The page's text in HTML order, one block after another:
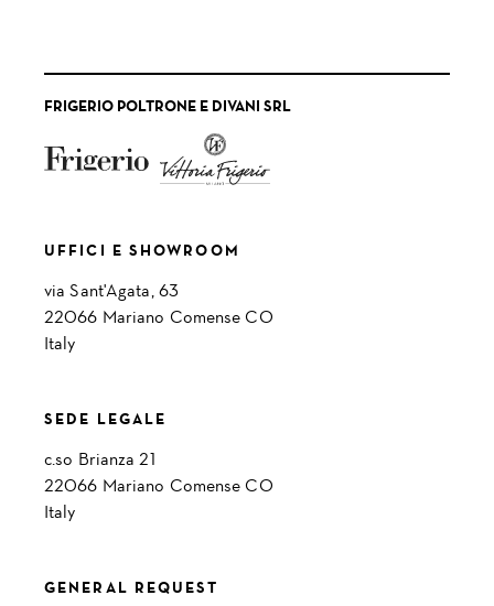
FRIGERIO POLTRONE E DIVANI SRL
UFFICI E SHOWROOM
via Sant'Agata, 63
22066 Mariano Comense CO
Italy
SEDE LEGALE
c.so Brianza 21
22066 Mariano Comense CO
Italy
GENERAL REQUEST